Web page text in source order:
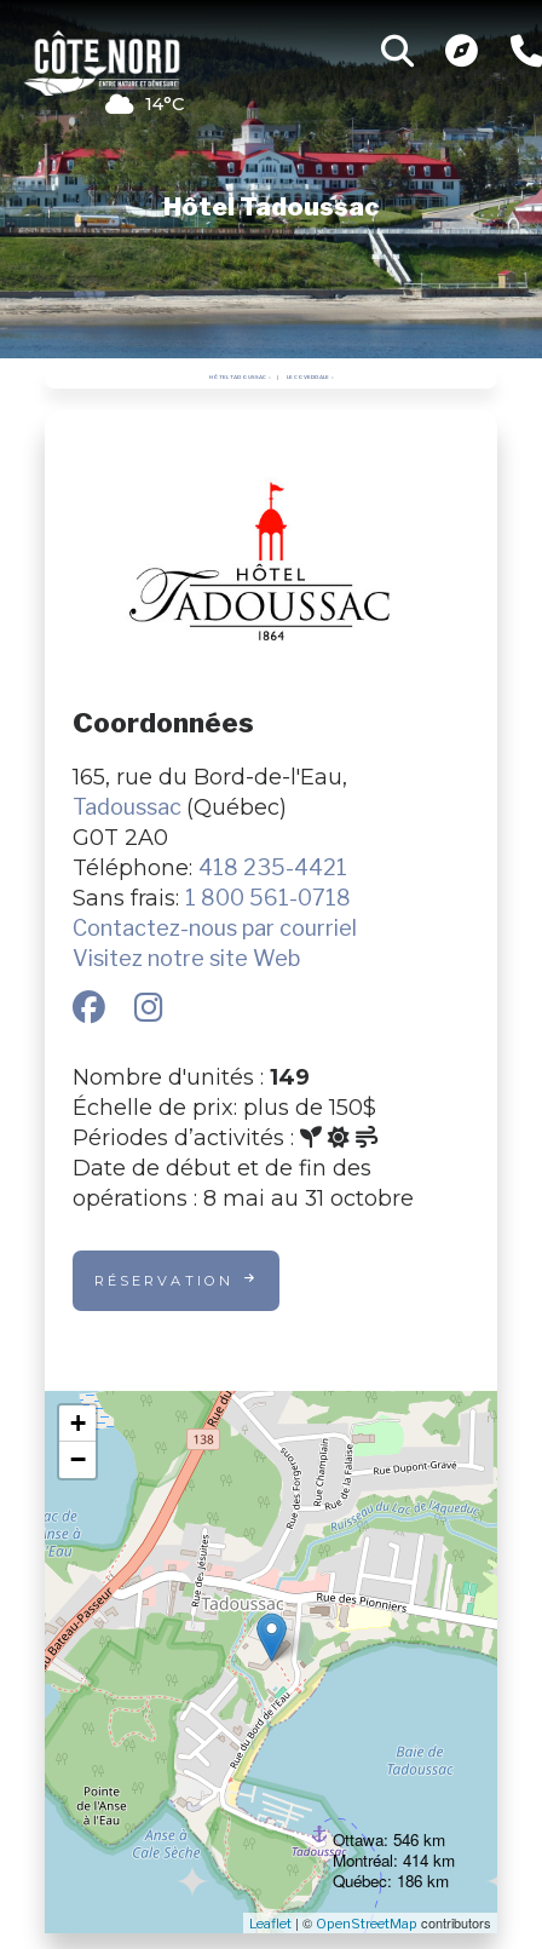
14°C
Hôtel Tadoussac
HÔTEL TADOUSSAC LE COVERDALE
Coordonnées
165, rue du Bord-de-l'Eau,
Tadoussac (Québec)
G0T 2A0
Téléphone: 418 235-4421
Sans frais: 1 800 561-0718
Contactez-nous par courriel
Visitez notre site Web
Nombre d'unités : 149
Échelle de prix: plus de 150$
Périodes d’activités :
Date de début et de fin des
opérations : 8 mai au 31 octobre
RÉSERVATION
+
−
Leaflet| © OpenStreetMap contributors
Ottawa: 546 km
Montréal: 414 km
Québec: 186 km